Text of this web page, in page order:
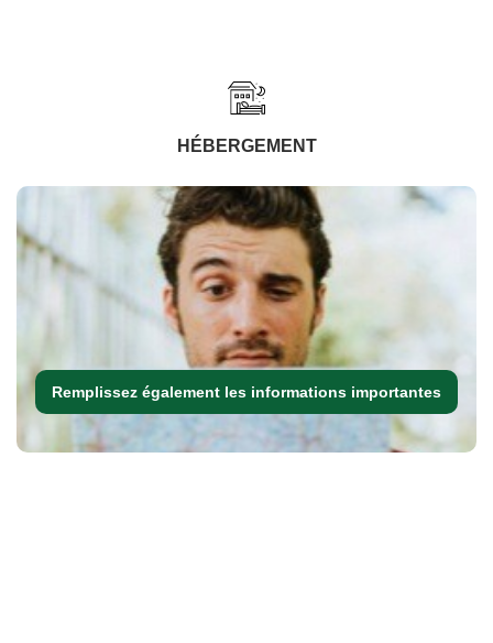
HÉBERGEMENT
Remplissez également les informations importantes